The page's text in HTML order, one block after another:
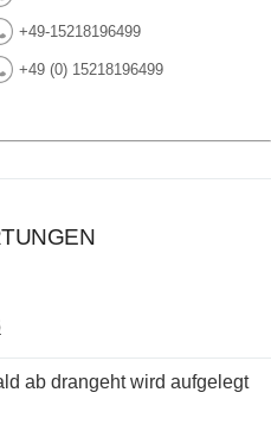
+49-15218196499
+49 (0) 15218196499
ab drangeht wird aufgelegt